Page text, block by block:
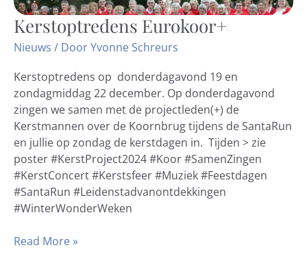
Kerstoptredens Eurokoor+
Nieuws / DoorYvonne Schreurs
Kerstoptredens op donderdagavond 19 en
zondagmiddag 22 december. Op donderdagavond
zingen we samen met de projectleden(+) de
Kerstmannen over de Koornbrug tijdens de SantaRun
en jullie op zondag de kerstdagen in. Tijden > zie
poster #KerstProject2024 #Koor #SamenZingen
#KerstConcert #Kerstsfeer #Muziek #Feestdagen
#SantaRun #Leidenstadvanontdekkingen
#WinterWonderWeken
Kerstoptredens
Eurokoor+
Read More »